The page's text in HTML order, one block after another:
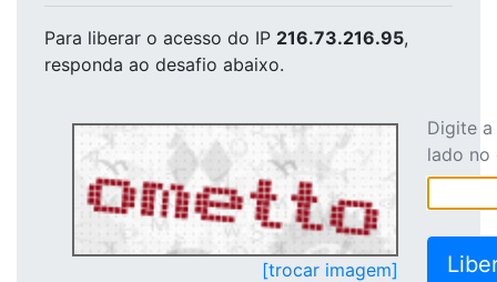
Para liberar o acesso do IP 216.73.216.95,
responda ao desafio abaixo.
[trocar imagem]
Digite
lado no